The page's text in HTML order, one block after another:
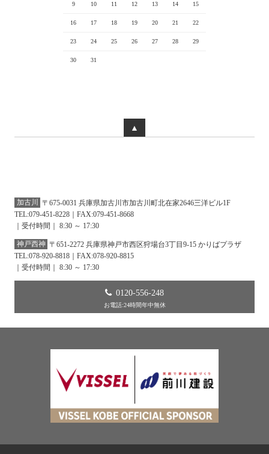
9 10 11 12 13 14 15
16 17 18 19 20 21 22
23 24 25 26 27 28 29
30 31
▲
加古川
〒675-0031 兵庫県加古川市加古川町北在家2646三洋ビル1F
TEL:079-451-8228｜FAX:079-451-8668
｜受付時間｜ 8:30 ～ 17:30
神戸西神 〒651-2272 兵庫県神戸市西区狩場台3丁目9-15 かりばプラザ
TEL:078-920-8818｜FAX:078-920-8815
｜受付時間｜ 8:30 ～ 17:30
0120-556-248
お電話:24時間年中無休